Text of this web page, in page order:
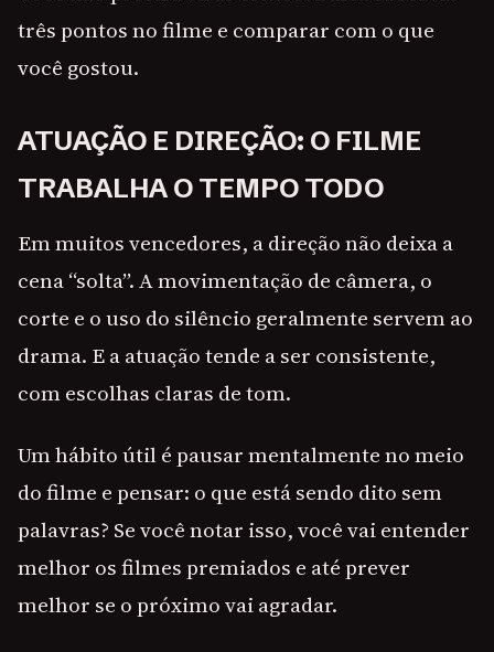
três pontos no filme e comparar com o que
você gostou.
ATUAÇÃO E DIREÇÃO: O FILME
TRABALHA O TEMPO TODO
Em muitos vencedores, a direção não deixa a
cena “solta”. A movimentação de câmera, o
corte e o uso do silêncio geralmente servem ao
drama. E a atuação tende a ser consistente,
com escolhas claras de tom.
Um hábito útil é pausar mentalmente no meio
do filme e pensar: o que está sendo dito sem
palavras? Se você notar isso, você vai entender
melhor os filmes premiados e até prever
melhor se o próximo vai agradar.